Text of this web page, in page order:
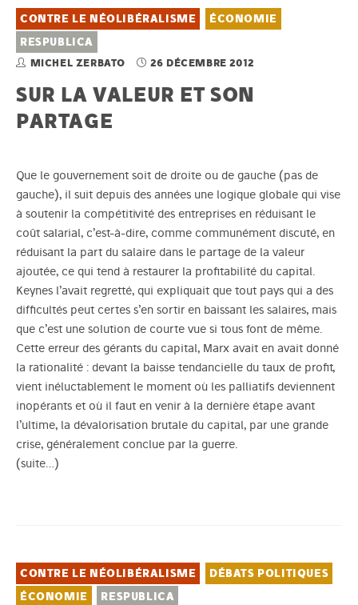
CONTRE LE NÉOLIBÉRALISME
ÉCONOMIE
RESPUBLICA
MICHEL ZERBATO 26 DÉCEMBRE 2012
SUR LA VALEUR ET SON
PARTAGE
Que le gouvernement soit de droite ou de gauche (pas de
gauche), il suit depuis des années une logique globale qui vise
à soutenir la compétitivité des entreprises en réduisant le
coût salarial, c’est-à-dire, comme communément discuté, en
réduisant la part du salaire dans le partage de la valeur
ajoutée, ce qui tend à restaurer la profitabilité du capital.
Keynes l’avait regretté, qui expliquait que tout pays qui a des
difficultés peut certes s’en sortir en baissant les salaires, mais
que c’est une solution de courte vue si tous font de même.
Cette erreur des gérants du capital, Marx avait en avait donné
la rationalité : devant la baisse tendancielle du taux de profit,
vient inéluctablement le moment où les palliatifs deviennent
inopérants et où il faut en venir à la dernière étape avant
l’ultime, la dévalorisation brutale du capital, par une grande
crise, généralement conclue par la guerre.
(suite…)
CONTRE LE NÉOLIBÉRALISME
DÉBATS POLITIQUES
ÉCONOMIE
RESPUBLICA